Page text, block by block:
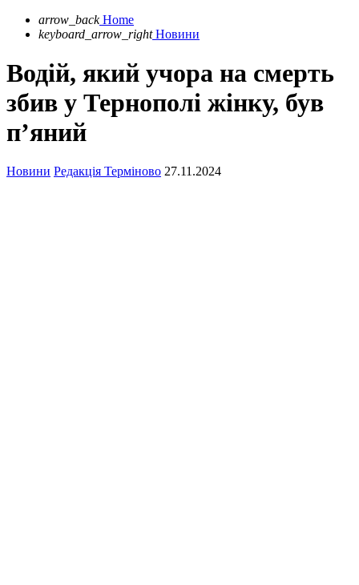
arrow_back Home
keyboard_arrow_right Новини
Водій, який учора на смерть
збив у Тернополі жінку, був
п’яний
Новини Редакція Терміново 27.11.2024